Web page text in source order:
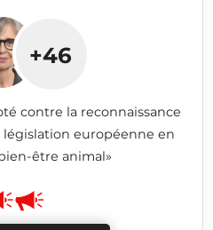
+46
contre la reconnaissance
législation européenne en
être animal»